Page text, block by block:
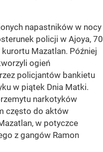
napastników w nocy
policji w Ajoya, 70
Mazatlan. Później
ogień
policjantów bankietu
w piątek Dnia Matki.
narkotyków
często do aktów
w potyczce
z gangów Ramon